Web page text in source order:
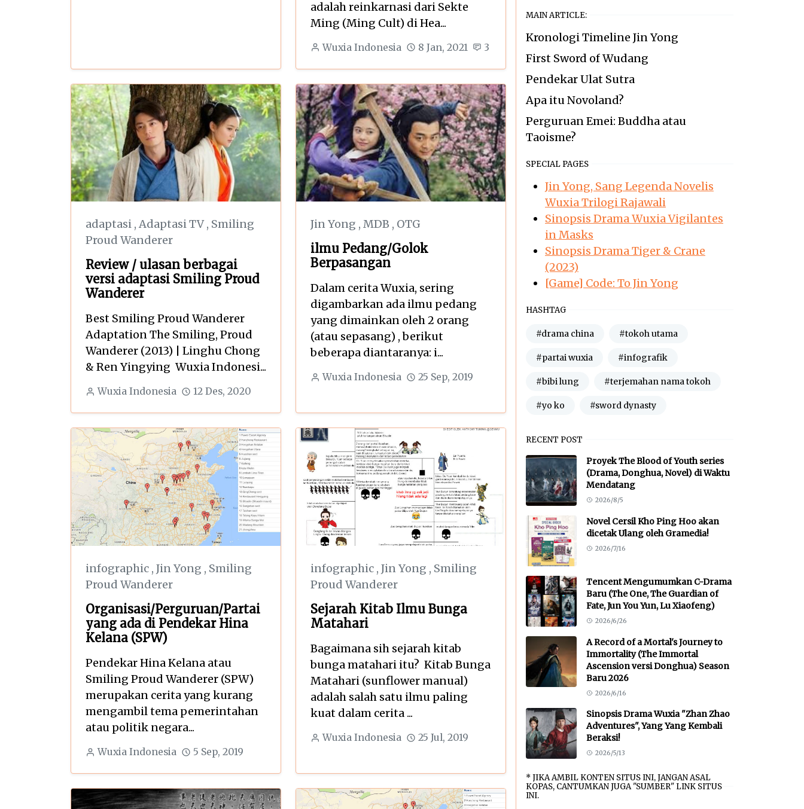
adalah reinkarnasi dari Sekte
Ming (Ming Cult) di Hea...
Wuxia Indonesia 8 Jan, 2021 3
adaptasi , Adaptasi TV, Smiling
Proud Wanderer
Review / ulasan berbagai
versi adaptasi Smiling Proud
Wanderer
Best Smiling Proud Wanderer
Adaptation The Smiling, Proud
Wanderer (2013) | Linghu Chong
& Ren Yingying Wuxia Indonesi...
Wuxia Indonesia 12 Des, 2020
Jin Yong , MDB , OTG
ilmu Pedang/Golok
Berpasangan
Dalam cerita Wuxia, sering
digambarkan ada ilmu pedang
yang dimainkan oleh 2 orang
(atau sepasang) , berikut
beberapa diantaranya: i...
Wuxia Indonesia 25 Sep, 2019
infographic , Jin Yong , Smiling
Proud Wanderer
Organisasi/Perguruan/Partai
yang ada di Pendekar Hina
Kelana (SPW)
Pendekar Hina Kelana atau
Smiling Proud Wanderer (SPW)
merupakan cerita yang kurang
mengambil tema pemerintahan
atau politik negara...
Wuxia Indonesia 5 Sep, 2019
infographic , Jin Yong , Smiling
Proud Wanderer
Sejarah Kitab Ilmu Bunga
Matahari
Bagaimana sih sejarah kitab
bunga matahari itu? Kitab Bunga
Matahari (sunflower manual)
adalah salah satu ilmu paling
kuat dalam cerita ...
Wuxia Indonesia 25 Jul, 2019
MAIN ARTICLE:
Kronologi Timeline Jin Yong
First Sword of Wudang
Pendekar Ulat Sutra
Apa itu Novoland?
Perguruan Emei: Buddha atau
Taoisme?
SPECIAL PAGES
Jin Yong, Sang Legenda Novelis
Wuxia Trilogi Rajawali
Sinopsis Drama Wuxia Vigilantes
in Masks
Sinopsis Drama Tiger & Crane
(2023)
[Game] Code: To Jin Yong
HASHTAG
#drama china #tokoh utama
#partai wuxia #infografik
#bibi lung #terjemahan nama tokoh
#yo ko #sword dynasty
RECENT POST
Proyek The Blood of Youth series
(Drama, Donghua, Novel) di Waktu
Mendatang
2026/8/5
Novel Cersil Kho Ping Hoo akan
dicetak Ulang oleh Gramedia!
2026/7/16
Tencent Mengumumkan C-Drama
Baru (The One, The Guardian of
Fate, Jun You Yun, Lu Xiaofeng)
2026/6/26
A Record of a Mortal's Journey to
Immortality (The Immortal
Ascension versi Donghua) Season
Baru 2026
2026/6/16
Sinopsis Drama Wuxia "Zhan Zhao
Adventures", Yang Yang Kembali
Beraksi!
2026/5/13
* JIKA AMBIL KONTEN SITUS INI, JANGAN ASAL
KOPAS, CANTUMKAN JUGA "SUMBER" LINK SITUS
INI.